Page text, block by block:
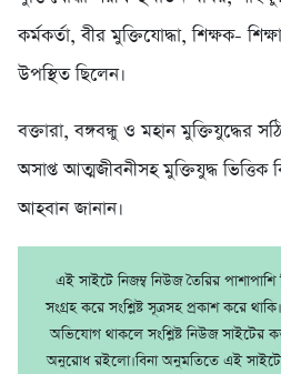
কর্মকর্তা, বীর মুক্তিযোদ্ধা, শিক্ষক-
উপস্থিত ছিলেন।
বক্তারা, বঙ্গবন্ধু ও মহান মুক্তিযুদ্ধের
অসাপ্ত আত্মজীবনীসহ মুক্তিযুদ্ধ ভিত্তিক
আহবান জানান।
এই সাইটে নিজম্ব নিউজ তৈরির
সংগ্রহ করে সংশ্লিষ্ট সূত্রসহ প্রকাশ করে
অভিযোগ থাকলে সংশ্লিষ্ট নিউজ সাইটের
অনুরোধ রইলো।বিনা অনুমতিতে এই